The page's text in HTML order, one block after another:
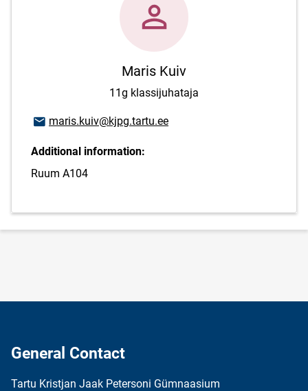
Maris Kuiv
11g klassijuhataja
Email address
maris.kuiv@kjpg.tartu.ee
Additional information:
Ruum A104
General Contact
Tartu Kristjan Jaak Petersoni Gümnaasium